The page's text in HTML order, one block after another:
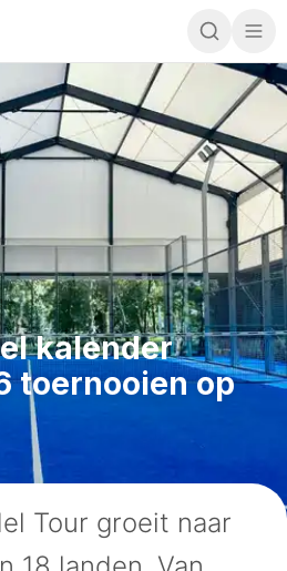
kalender
toernooien op
Tour groeit naar